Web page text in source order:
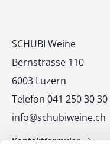
Kontakt
SCHUBI Weine
Bernstrasse 110
6003 Luzern
Telefon 041 250 30 30
info@schubiweine.ch
Kontaktformular